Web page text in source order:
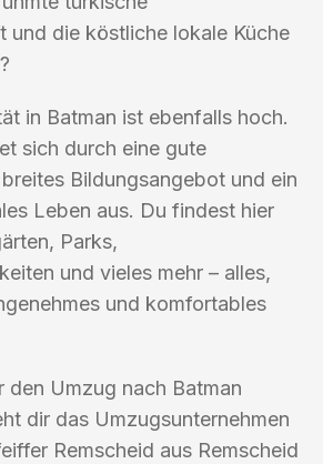
und die köstliche lokale Küche
in Batman ist ebenfalls hoch.
sich durch eine gute
Bildungsangebot und ein
Leben aus. Du findest hier
Parks,
und vieles mehr – alles,
und komfortables
den Umzug nach Batman
dir das Umzugsunternehmen
Remscheid aus Remscheid